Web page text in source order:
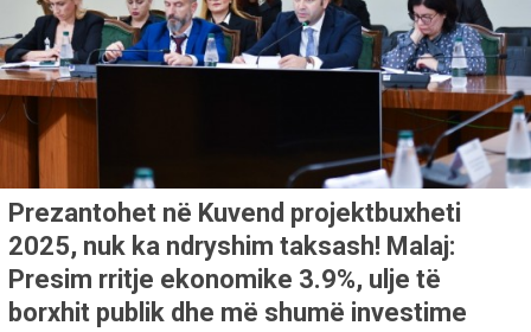
Prezantohet në Kuvend projektbuxheti
2025, nuk ka ndryshim taksash! Malaj:
Presim rritje ekonomike 3.9%, ulje të
borxhit publik dhe më shumë investime